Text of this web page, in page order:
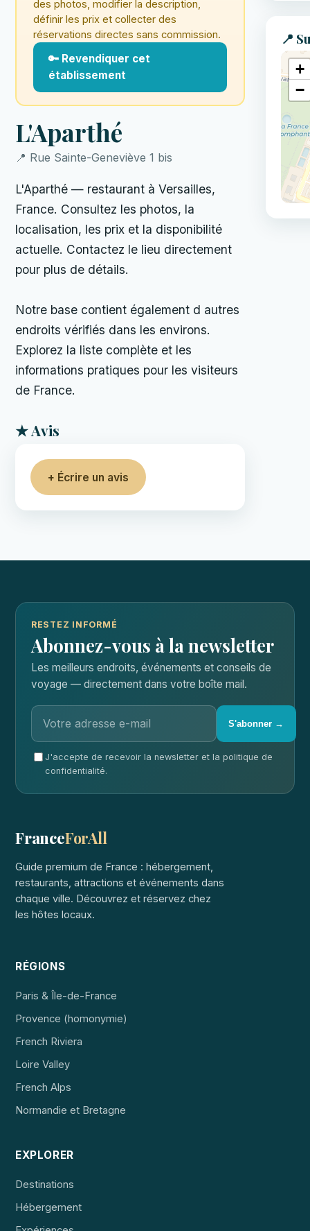
des photos, modifier la description,
définir les prix et collecter des
réservations directes sans commission.
🔑 Revendiquer cet
établissement
L'Aparthé
📍 Rue Sainte-Geneviève 1 bis
L'Aparthé — restaurant à Versailles,
France. Consultez les photos, la
localisation, les prix et la disponibilité
actuelle. Contactez le lieu directement
pour plus de détails.
Notre base contient également d autres
endroits vérifiés dans les environs.
Explorez la liste complète et les
informations pratiques pour les visiteurs
de France.
★ Avis
+ Écrire un avis
📍
+
−
RESTEZ INFORMÉ
Abonnez-vous à la newsletter
Les meilleurs endroits, événements et conseils de
voyage — directement dans votre boîte mail.
S'abonner →
J'accepte de recevoir la newsletter et la politique de
confidentialité.
FranceForAll
Guide premium de France : hébergement,
restaurants, attractions et événements dans
chaque ville. Découvrez et réservez chez
les hôtes locaux.
RÉGIONS
Paris & Île-de-France
Provence (homonymie)
French Riviera
Loire Valley
French Alps
Normandie et Bretagne
EXPLORER
Destinations
Hébergement